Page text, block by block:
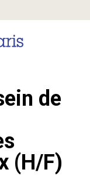
de
(H/F)